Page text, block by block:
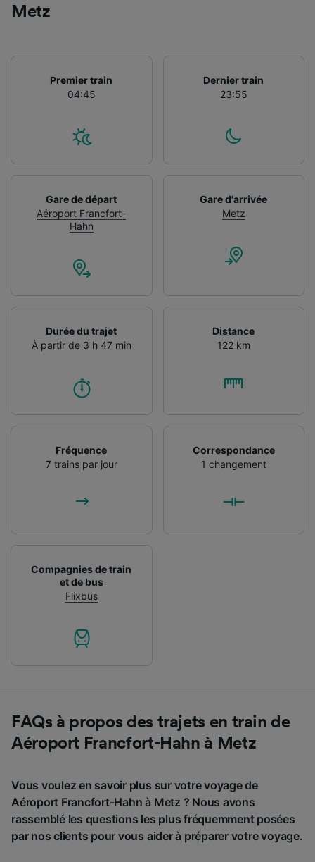
Metz
Premier train
04:45
Dernier train
23:55
Gare de départ
Aéroport Francfort-
Hahn
Gare d'arrivée
Metz
Durée du trajet
À partir de 3 h 47 min
Distance
122 km
Fréquence
7 trains par jour
Correspondance
1 changement
Compagnies de train
et de bus
Flixbus
FAQs à propos des trajets en train de
Aéroport Francfort-Hahn à Metz
Vous voulez en savoir plus sur votre voyage de
Aéroport Francfort-Hahn à Metz ? Nous avons
rassemblé les questions les plus fréquemment posées
par nos clients pour vous aider à préparer votre voyage.